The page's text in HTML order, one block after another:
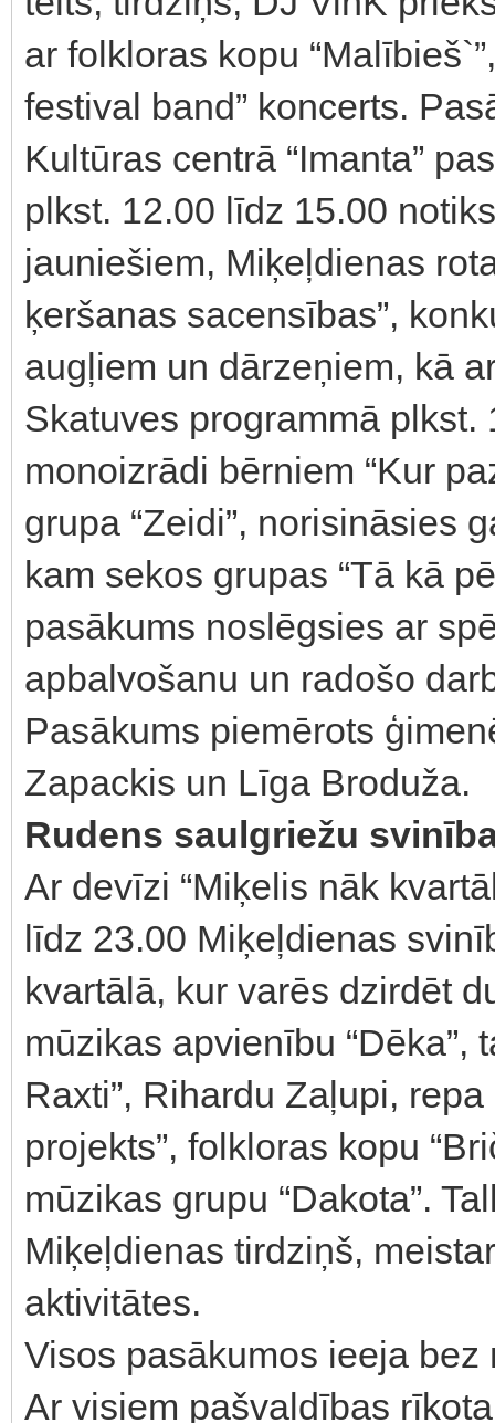
ar folkloras kopu
festival band” koncerts.
Kultūras centrā “Imanta”
plkst. 12.00 līdz 15.00
jauniešiem, Miķeļdienas
ķeršanas sacensības”,
augļiem un dārzeņiem, kā
Skatuves programmā
monoizrādi bērniem “Kur
grupa “Zeidi”, norisināsies
kam sekos grupas “Tā kā
pasākums noslēgsies ar
apbalvošanu un radošo
Pasākums piemērots
Zapackis un Līga Broduža.
Rudens saulgriežu
Ar devīzi “Miķelis nāk
līdz 23.00 Miķeļdienas
kvartālā, kur varēs dzirdēt
mūzikas apvienību “Dēka”,
Raxti”, Rihardu Zaļupi,
projekts”, folkloras kopu
mūzikas grupu “Dakota”.
Miķeļdienas tirdziņš,
aktivitātes.
Visos pasākumos ieeja bez
Ar visiem pašvaldības